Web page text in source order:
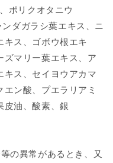
ポリクオタニウ
ダガラシ葉エキス、ニ
キス、ゴボウ根エキ
ズマリー葉エキス、ア
キス、セイヨウアカマ
ン酸、プエラリアミ
皮油、酸素、銀
の異常があるとき、
又